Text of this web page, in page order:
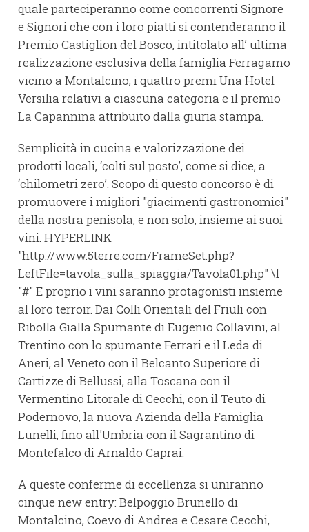
quale parteciperanno come concorrenti Signore
e Signori che con i loro piatti si contenderanno il
Premio Castiglion del Bosco, intitolato all’ ultima
realizzazione esclusiva della famiglia Ferragamo
vicino a Montalcino, i quattro premi Una Hotel
Versilia relativi a ciascuna categoria e il premio
La Capannina attribuito dalla giuria stampa.
Semplicità in cucina e valorizzazione dei
prodotti locali, ‘colti sul posto’, come si dice, a
‘chilometri zero’. Scopo di questo concorso è di
promuovere i migliori "giacimenti gastronomici"
della nostra penisola, e non solo, insieme ai suoi
vini. HYPERLINK
"http://www.5terre.com/FrameSet.php?
LeftFile=tavola_sulla_spiaggia/Tavola01.php" \l
"#" E proprio i vini saranno protagonisti insieme
al loro terroir. Dai Colli Orientali del Friuli con
Ribolla Gialla Spumante di Eugenio Collavini, al
Trentino con lo spumante Ferrari e il Leda di
Aneri, al Veneto con il Belcanto Superiore di
Cartizze di Bellussi, alla Toscana con il
Vermentino Litorale di Cecchi, con il Teuto di
Podernovo, la nuova Azienda della Famiglia
Lunelli, fino all'Umbria con il Sagrantino di
Montefalco di Arnaldo Caprai.
A queste conferme di eccellenza si uniranno
cinque new entry: Belpoggio Brunello di
Montalcino, Coevo di Andrea e Cesare Cecchi,